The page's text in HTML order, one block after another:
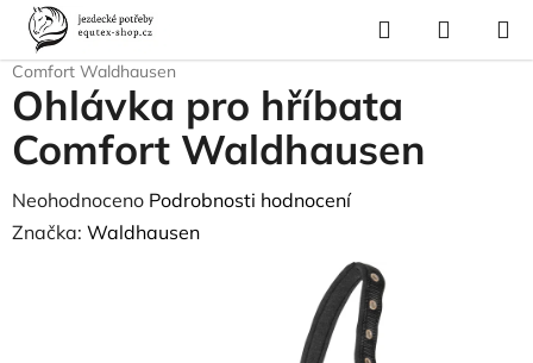
Přejít
obsah
Hledat
KOŠÍK
Domů
Pro koně
Comfort Waldhausen
Ohlávka pro hříbata
Comfort Waldhausen
Průměrné
hodnocení
Neohodnoceno Podrobnosti hodnocení
Značka: Waldhausen